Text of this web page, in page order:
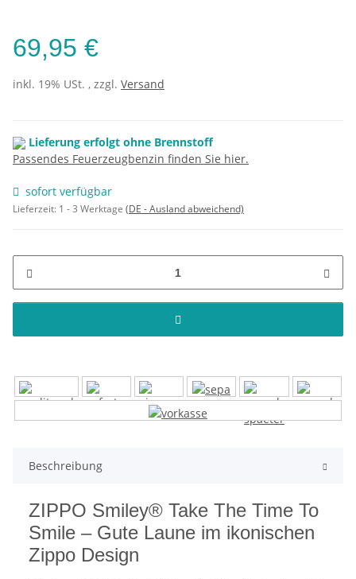
69,95 €
inkl. 19% USt. , zzgl. Versand
Lieferung erfolgt ohne Brennstoff
Passendes Feuerzeugbenzin finden Sie hier.
sofort verfügbar
Lieferzeit: 1 - 3 Werktage (DE - Ausland abweichend)
Beschreibung
ZIPPO Smiley® Take The Time To
Smile – Gute Laune im ikonischen
Zippo Design